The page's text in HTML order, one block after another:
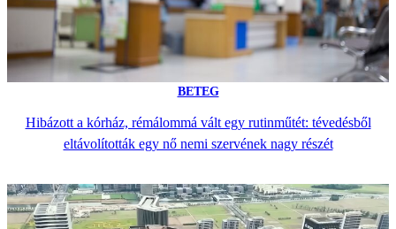
BETEG
Hibázott a kórház, rémálommá vált egy rutinműtét: tévedésből
eltávolították egy nő nemi szervének nagy részét